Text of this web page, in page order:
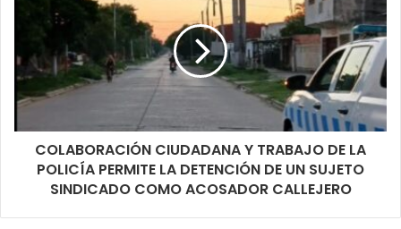
COLABORACIÓN CIUDADANA Y TRABAJO DE LA
POLICÍA PERMITE LA DETENCIÓN DE UN SUJETO
SINDICADO COMO ACOSADOR CALLEJERO